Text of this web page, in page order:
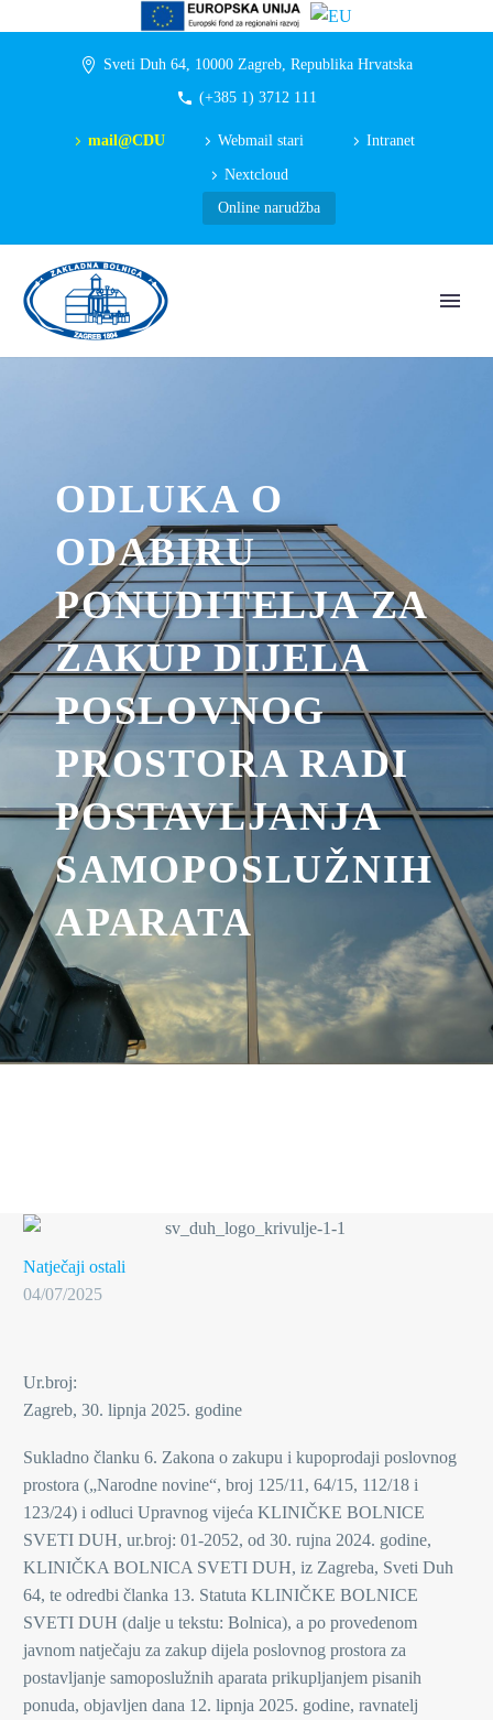
Sveti Duh 64, 10000 Zagreb, Republika Hrvatska
(+385 1) 3712 111
mail@CDU Webmail stari Intranet
Nextcloud
Online narudžba
ODLUKA O
ODABIRU
PONUDITELJA ZA
ZAKUP DIJELA
POSLOVNOG
PROSTORA RADI
POSTAVLJANJA
SAMOPOSLUŽNIH
APARATA
Natječaji ostali
04/07/2025
Ur.broj:
Zagreb, 30. lipnja 2025. godine
Sukladno članku 6. Zakona o zakupu i kupoprodaji poslovnog
prostora („Narodne novine“, broj 125/11, 64/15, 112/18 i
123/24) i odluci Upravnog vijeća KLINIČKE BOLNICE
SVETI DUH, ur.broj: 01-2052, od 30. rujna 2024. godine,
KLINIČKA BOLNICA SVETI DUH, iz Zagreba, Sveti Duh
64, te odredbi članka 13. Statuta KLINIČKE BOLNICE
SVETI DUH (dalje u tekstu: Bolnica), a po provedenom
javnom natječaju za zakup dijela poslovnog prostora za
postavljanje samoposlužnih aparata prikupljanjem pisanih
ponuda, objavljen dana 12. lipnja 2025. godine, ravnatelj